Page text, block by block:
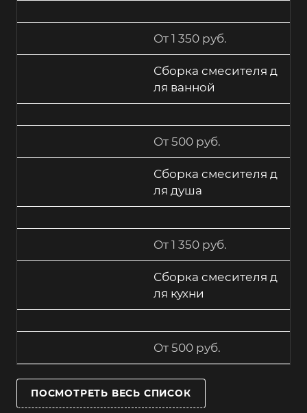
От 1 350 руб.
Сборка смесителя д
ля ванной
От 500 руб.
Сборка смесителя д
ля душа
От 1 350 руб.
Сборка смесителя д
ля кухни
От 500 руб.
ПОСМОТРЕТЬ ВЕСЬ СПИСОК